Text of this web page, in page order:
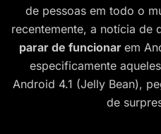
de pessoas em todo o
recentemente, a notícia de
parar de funcionar em
especificamente
Android 4.1 (Jelly Bean),
de